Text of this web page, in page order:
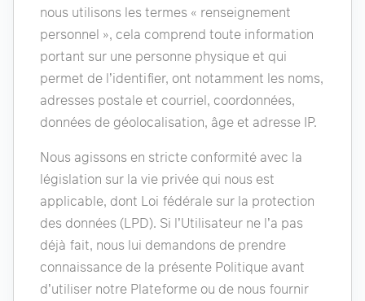
nous utilisons les termes « renseignement
personnel », cela comprend toute information
portant sur une personne physique et qui
permet de l’identifier, ont notamment les noms,
adresses postale et courriel, coordonnées,
données de géolocalisation, âge et adresse IP.
Nous agissons en stricte conformité avec la
législation sur la vie privée qui nous est
applicable, dont Loi fédérale sur la protection
des données (LPD). Si l’Utilisateur ne l’a pas
déjà fait, nous lui demandons de prendre
connaissance de la présente Politique avant
d’utiliser notre Plateforme ou de nous fournir